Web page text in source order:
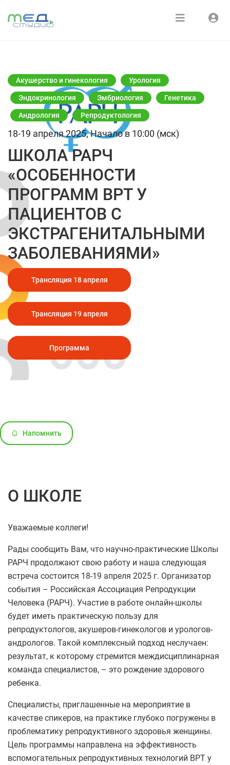
Медиатека
О нас
Акушерство и гинекология Урология
Эндокринология Эмбриология Генетика
Андрология Репродуктология
18-19 апреля 2025, Начало в 10:00 (мск)
ШКОЛА РАРЧ
«ОСОБЕННОСТИ
ПРОГРАММ ВРТ У
ПАЦИЕНТОВ С
ЭКСТРАГЕНИТАЛЬНЫМИ
ЗАБОЛЕВАНИЯМИ»
Трансляция 18 апреля
Трансляция 19 апреля
Программа
Напомнить
О ШКОЛЕ
Уважаемые коллеги!
Рады сообщить Вам, что научно-практические Школы
РАРЧ продолжают свою работу и наша следующая
встреча состоится 18-19 апреля 2025 г. Организатор
события – Российская Ассоциация Репродукции
Человека (РАРЧ). Участие в работе онлайн-школы
будет иметь практическую пользу для
репродуктологов, акушеров-гинекологов и урологов-
андрологов. Такой комплексный подход неслучаен:
результат, к которому стремится междисциплинарная
команда специалистов, – это рождение здорового
ребенка.
Специалисты, приглашенные на мероприятие в
качестве спикеров, на практике глубоко погружены в
проблематику репродуктивного здоровья женщины.
Цель программы направлена на эффективность
вспомогательных репродуктивных технологий ВРТ у